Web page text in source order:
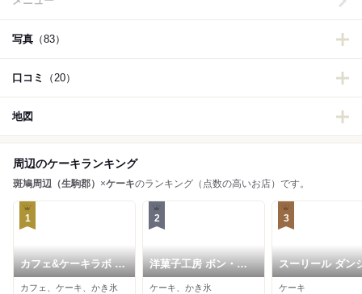
写真 （83）
口コミ （20）
地図
周辺のケーキランキング
斑鳩周辺（生駒郡） ×ケーキのランキング（点数の高いお店）です。
1
カフェ&ケーキラボ ム
ー
カフェ、ケーキ、かき氷
2
洋菓子工房 ボン・シ
ック
ケーキ、かき氷
3
スーリール ダン
平群店
ケーキ